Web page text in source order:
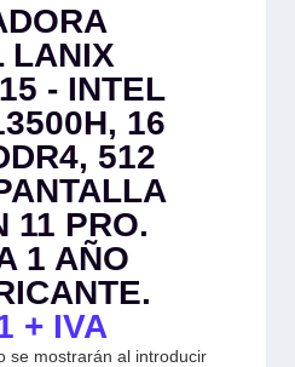
LANIX
- INTEL
16
512
11 PRO.
1 AÑO
+ IVA
se mostrarán al introducir